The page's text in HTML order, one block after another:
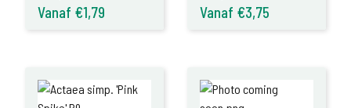
Vanaf €1,79 Vanaf €3,75